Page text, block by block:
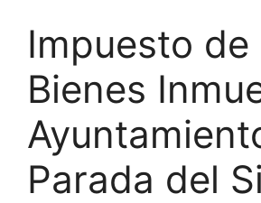
Impuesto de
Bienes
Parada del